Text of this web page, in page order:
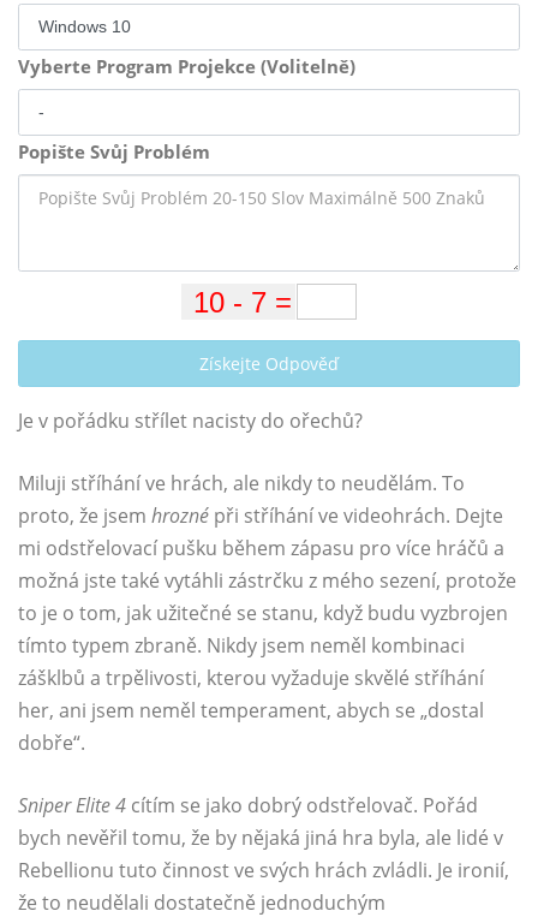
Vyberte Program Projekce (Volitelně)
Popište Svůj Problém
Získejte Odpověď
Je v pořádku střílet nacisty do ořechů?
Miluji stříhání ve hrách, ale nikdy to neudělám. To
proto, že jsem hrozné při stříhání ve videohrách. Dejte
mi odstřelovací pušku během zápasu pro více hráčů a
možná jste také vytáhli zástrčku z mého sezení, protože
to je o tom, jak užitečné se stanu, když budu vyzbrojen
tímto typem zbraně. Nikdy jsem neměl kombinaci
zášklbů a trpělivosti, kterou vyžaduje skvělé stříhání
her, ani jsem neměl temperament, abych se „dostal
dobře“.
Sniper Elite 4 cítím se jako dobrý odstřelovač. Pořád
bych nevěřil tomu, že by nějaká jiná hra byla, ale lidé v
Rebellionu tuto činnost ve svých hrách zvládli. Je ironií,
že to neudělali dostatečně jednoduchým